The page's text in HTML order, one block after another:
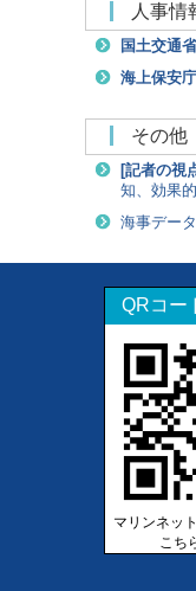
人事情
国土交通省
海上保安庁
その他
[記者の視
知、効果
海事デー
QRコー
マリンネッ
こち